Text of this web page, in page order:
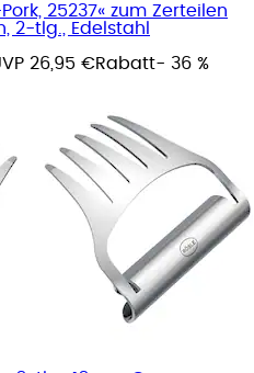
25237« zum Zerteilen
2-tlg., Edelstahl
26,95 €Rabatt- 36 %